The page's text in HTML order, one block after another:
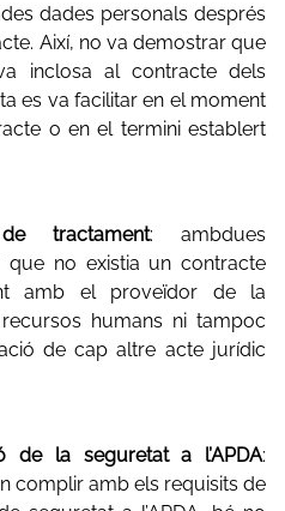
dades personals després
Així, no va demostrar que
inclosa al contracte dels
es va facilitar en el moment
o en el termini establert
tractament: ambdues
que no existia un contracte
amb el proveïdor de la
humans ni tampoc
de cap altre acte jurídic
de la seguretat a l’APDA:
complir amb els requisits de